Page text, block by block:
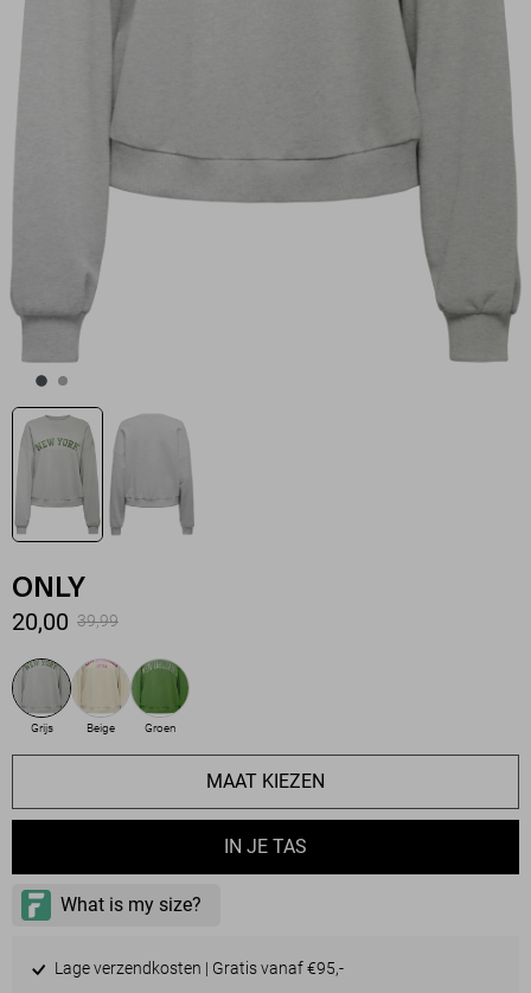
ONLY
20,00 39,99
Grijs Beige Groen
MAAT KIEZEN
IN JE TAS
Lage verzendkosten | Gratis vanaf €95,-